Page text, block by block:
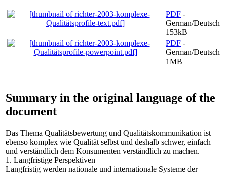
PDF -
German/Deutsch
153kB
PDF -
German/Deutsch
1MB
Summary in the original language of the
document
Das Thema Qualitätsbewertung und Qualitätskommunikation ist
ebenso komplex wie Qualität selbst und deshalb schwer, einfach
und verständlich dem Konsumenten verständlich zu machen.
1. Langfristige Perspektiven
Langfristig werden nationale und internationale Systeme der